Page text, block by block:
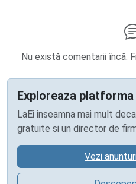
Nu există comentarii încă.
Exploreaza platforma
LaEi inseamna mai mult
gratuite si un director de
Vezi